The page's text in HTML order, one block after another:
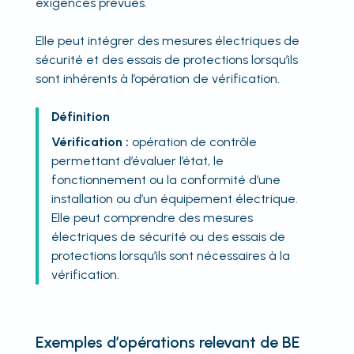
Elle peut intégrer des mesures électriques de
sécurité et des essais de protections lorsqu’ils
sont inhérents à l’opération de vérification.
Définition
Vérification : opération de contrôle
permettant d’évaluer l’état, le
fonctionnement ou la conformité d’une
installation ou d’un équipement électrique.
Elle peut comprendre des mesures
électriques de sécurité ou des essais de
protections lorsqu’ils sont nécessaires à la
vérification.
Exemples d’opérations relevant de BE